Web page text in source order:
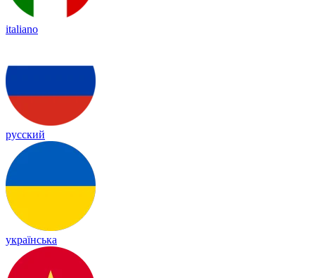
italiano
русский
українська